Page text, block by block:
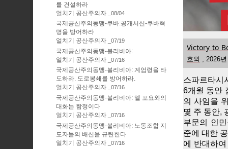
Victory to
호외 2026
스파르타시
6개월 동안
의 사임을
몇 주 동안,
부문의 인
준에 대한
에 반대하
를 건설하라
얼치기 공산주의자
08/04
국제공산주의동맹-쿠바:공개서신-쿠바혁
명을 방어하라
얼치기 공산주의자
07/19
국제공산주의동맹-볼리비아:
얼치기 공산주의자
07/16
국제공산주의동맹-볼리비아: 계엄령을 타
도하라. 도로봉쇄를 방어하라.
얼치기 공산주의자
07/16
국제공산주의동맹-볼리비아: 엘 포요와의
대화는 함정이다
얼치기 공산주의자
07/16
국제공산주의동맹-볼리비아: 노동조합 지
도자들의 배신을 규탄한다
얼치기 공산주의자
07/16